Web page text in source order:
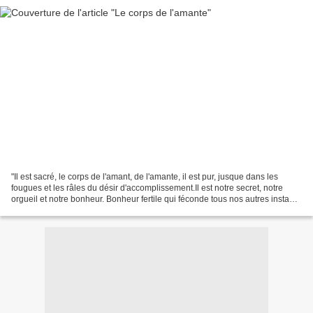
"Il est sacré, le corps de l'amant, de l'amante, il est pur, jusque dans les
fougues et les râles du désir d'accomplissement.Il est notre secret, notre
orgueil et notre bonheur. Bonheur fertile qui féconde tous nos autres instants